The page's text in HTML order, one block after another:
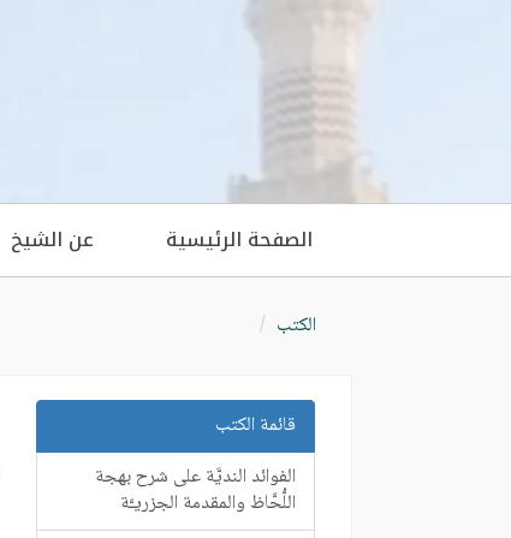
الصفحة الرئيسية عن الشيخ
الكتب
قائمة الكتب
الفوائد النديَّة على شرح بهجة
اللُّحَّاظ والمقدمة الجزريـَّة